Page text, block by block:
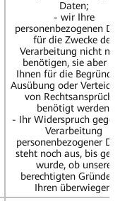
Daten;
- wir Ihre
personenbezogenen
für die Zwecke der
Verarbeitung nicht
benötigen, sie aber
Ihnen für die
Ausübung oder
von
benötigt werden;
- Ihr Widerspruch
Verarbeitung
personenbezogener
steht noch aus, bis
wurde, ob unsere
berechtigten Gründe
Ihren überwiegen.